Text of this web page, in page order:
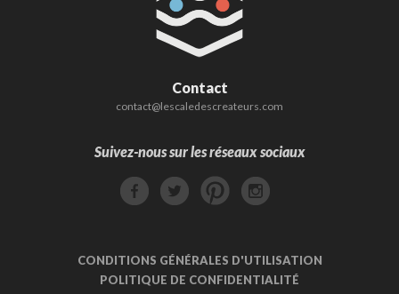
Contact
contact@lescaledescreateurs.com
Suivez-nous sur les réseaux sociaux
CONDITIONS GÉNÉRALES D'UTILISATION
POLITIQUE DE CONFIDENTIALITÉ